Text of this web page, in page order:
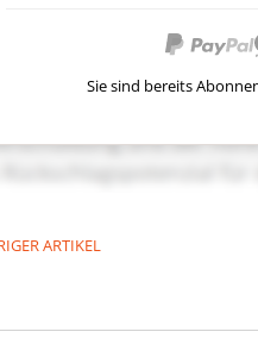
Sie sind bereits
ARTIKEL